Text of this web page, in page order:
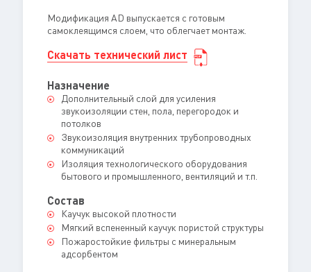
Модификация AD выпускается с готовым
самоклеящимся слоем, что облегчает монтаж.
Скачать технический лист
Назначение
Дополнительный слой для усиления
звукоизоляции стен, пола, перегородок и
потолков
Звукоизоляция внутренних трубопроводных
коммуникаций
Изоляция технологического оборудования
бытового и промышленного, вентиляций и т.п.
Состав
Каучук высокой плотности
Мягкий вспененный каучук пористой структуры
Пожаростойкие фильтры с минеральным
адсорбентом